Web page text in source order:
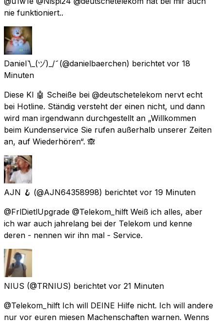
nie funktioniert..
Daniel ᷅\_(ヅ)_/ ᷄ (@danielbaerchen) berichtet vor 18
Minuten
Diese KI 🤖 Scheiße bei @deutschetelekom nervt echt
bei Hotline. Ständig versteht der einen nicht, und dann
wird man irgendwann durchgestellt an „Willkommen
beim Kundenservice Sie rufen außerhalb unserer Zeiten
an, auf Wiederhören“. 🙈
AJN 🪝 (@AJN64358998) berichtet vor 19 Minuten
@FrlDietlUpgrade @Telekom_hilft Weiß ich alles, aber
ich war auch jahrelang bei der Telekom und kenne
deren - nennen wir ihn mal - Service.
NIUS (@TRNIUS) berichtet vor 21 Minuten
@Telekom_hilft Ich will DEINE Hilfe nicht. Ich will andere
nur vor euren miesen Machenschaften warnen. Wenns